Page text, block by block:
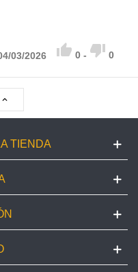
03/2026  0 -  0

TIENDA